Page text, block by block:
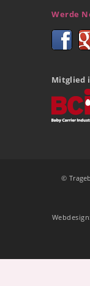
Werde
Mitglied
©
Webdesign: